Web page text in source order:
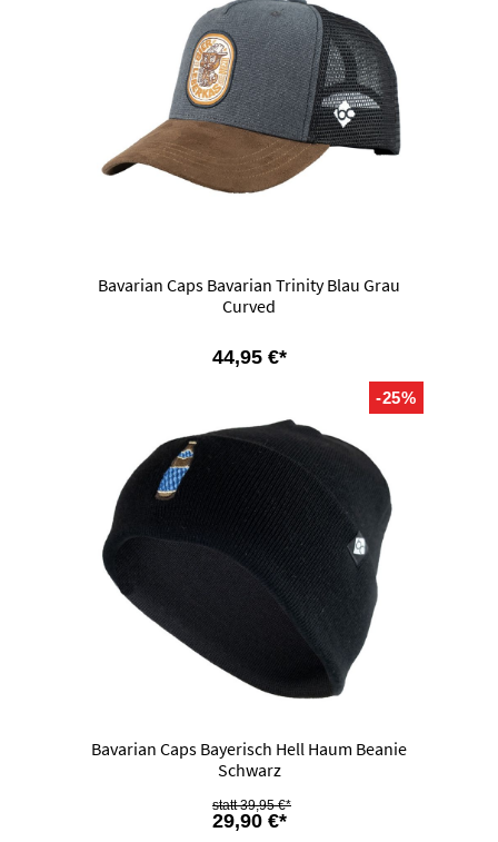
Bavarian Caps Bavarian Trinity Blau Grau
Curved
44,95 €*
-25%
Bavarian Caps Bayerisch Hell Haum Beanie
Schwarz
29,90 €*
39,95 €*